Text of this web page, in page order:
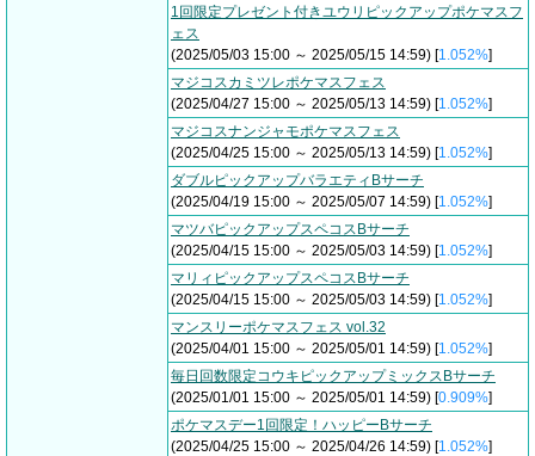
1回限定プレゼント付きユウリピックアップポケマスフ
ェス
(2025/05/03 15:00 ～ 2025/05/15 14:59) [1.052%]
マジコスカミツレポケマスフェス
(2025/04/27 15:00 ～ 2025/05/13 14:59) [1.052%]
マジコスナンジャモポケマスフェス
(2025/04/25 15:00 ～ 2025/05/13 14:59) [1.052%]
ダブルピックアップバラエティBサーチ
(2025/04/19 15:00 ～ 2025/05/07 14:59) [1.052%]
マツバピックアップスペコスBサーチ
(2025/04/15 15:00 ～ 2025/05/03 14:59) [1.052%]
マリィピックアップスペコスBサーチ
(2025/04/15 15:00 ～ 2025/05/03 14:59) [1.052%]
マンスリーポケマスフェス vol.32
(2025/04/01 15:00 ～ 2025/05/01 14:59) [1.052%]
毎日回数限定コウキピックアップミックスBサーチ
(2025/01/01 15:00 ～ 2025/05/01 14:59) [0.909%]
ポケマスデー1回限定！ハッピーBサーチ
(2025/04/25 15:00 ～ 2025/04/26 14:59) [1.052%]